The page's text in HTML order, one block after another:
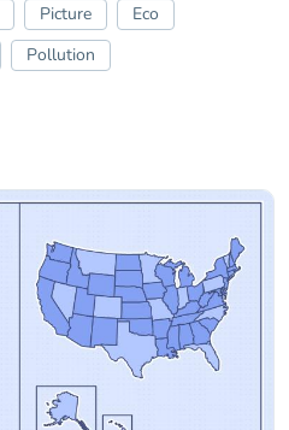
Picture
Eco
Pollution